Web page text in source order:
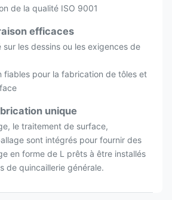
de la qualité ISO 9001
efficaces
sur les dessins ou les exigences de
fiables pour la fabrication de tôles et
unique
le traitement de surface,
sont intégrés pour fournir des
en forme de L prêts à être installés
de quincaillerie générale.